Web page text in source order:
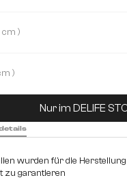
( 370 cm )
( 454 cm )
460 cm
Nur im DELIFE
wurden für die
zu garantieren